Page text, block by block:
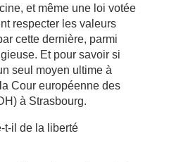
et même une loi votée
respecter les valeurs
cette dernière, parmi
Et pour savoir si
seul moyen ultime à
Cour européenne des
à Strasbourg.
t-il de la liberté